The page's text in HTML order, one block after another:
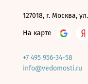
127018, г. Москва,
На карте
+7 495 956-34-58
info@vedomosti.ru